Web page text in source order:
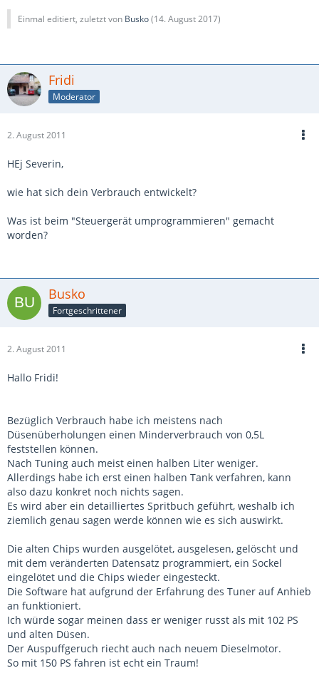
Einmal editiert, zuletzt von Busko(14. August 2017)
Fridi
Moderator
2. August 2011
HEj Severin,
wie hat sich dein Verbrauch entwickelt?
Was ist beim "Steuergerät umprogrammieren" gemacht
worden?
Busko
Fortgeschrittener
2. August 2011
Hallo Fridi!
Bezüglich Verbrauch habe ich meistens nach
Düsenüberholungen einen Minderverbrauch von 0,5L
feststellen können.
Nach Tuning auch meist einen halben Liter weniger.
Allerdings habe ich erst einen halben Tank verfahren, kann
also dazu konkret noch nichts sagen.
Es wird aber ein detailliertes Spritbuch geführt, weshalb ich
ziemlich genau sagen werde können wie es sich auswirkt.
Die alten Chips wurden ausgelötet, ausgelesen, gelöscht und
mit dem veränderten Datensatz programmiert, ein Sockel
eingelötet und die Chips wieder eingesteckt.
Die Software hat aufgrund der Erfahrung des Tuner auf Anhieb
an funktioniert.
Ich würde sogar meinen dass er weniger russt als mit 102 PS
und alten Düsen.
Der Auspuffgeruch riecht auch nach neuem Dieselmotor.
So mit 150 PS fahren ist echt ein Traum!